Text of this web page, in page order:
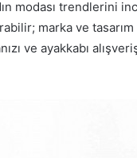
modası trendlerini
marka ve
ve ayakkabı